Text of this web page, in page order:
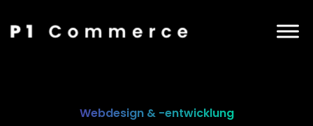
Webdesign & -entwicklung